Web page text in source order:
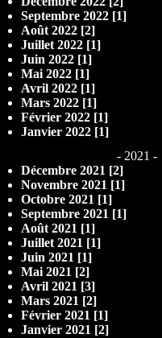
Septembre 2022 [1]
Août 2022 [2]
Juillet 2022 [1]
Juin 2022 [1]
Mai 2022 [1]
Avril 2022 [1]
Mars 2022 [1]
Février 2022 [1]
Janvier 2022 [1]
- 2021 -
Décembre 2021 [2]
Novembre 2021 [1]
Octobre 2021 [1]
Septembre 2021 [1]
Août 2021 [1]
Juillet 2021 [1]
Juin 2021 [1]
Mai 2021 [2]
Avril 2021 [3]
Mars 2021 [2]
Février 2021 [1]
Janvier 2021 [2]